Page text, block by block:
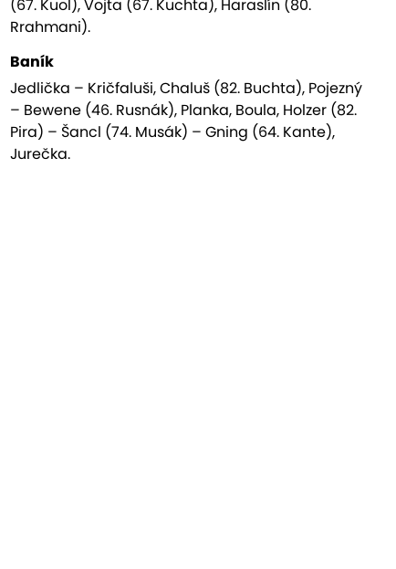
(67. Kuol), Vojta (67. Kuchta), Haraslín (80.
Rrahmani).
Baník
Jedlička – Kričfaluši, Chaluš (82. Buchta), Pojezný
– Bewene (46. Rusnák), Planka, Boula, Holzer (82.
Pira) – Šancl (74. Musák) – Gning (64. Kante),
Jurečka.